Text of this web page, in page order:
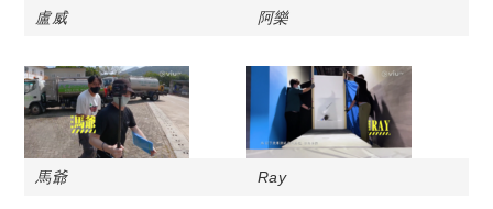
盧威 阿樂
馬爺 Ray